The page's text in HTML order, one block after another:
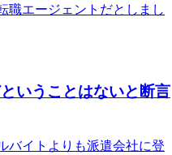
職エージェントだとしまし
いうことはないと断言
バイトよりも派遣会社に登